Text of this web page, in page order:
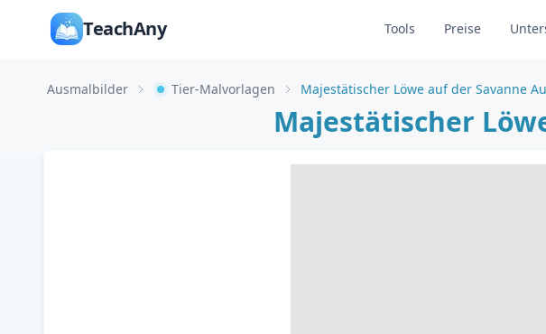
TeachAny Tools Preise
Ausmalbilder Tier-Malvorlagen Majestätischer Löwe auf der Savanne
Majestätischer